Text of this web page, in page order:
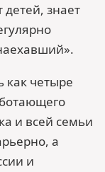
детей, знает
как четыре
и всей семьи
а
и